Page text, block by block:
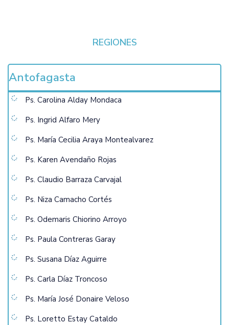
REGIONES
Antofagasta
Ps. Carolina Alday Mondaca
Ps. Ingrid Alfaro Mery
Ps. María Cecilia Araya Montealvarez
Ps. Karen Avendaño Rojas
Ps. Claudio Barraza Carvajal
Ps. Niza Camacho Cortés
Ps. Odemaris Chiorino Arroyo
Ps. Paula Contreras Garay
Ps. Susana Díaz Aguirre
Ps. Carla Díaz Troncoso
Ps. María José Donaire Veloso
Ps. Loretto Estay Cataldo